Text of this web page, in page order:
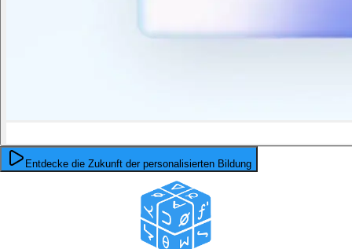
Entdecke die Zukunft der personalisierten Bildung